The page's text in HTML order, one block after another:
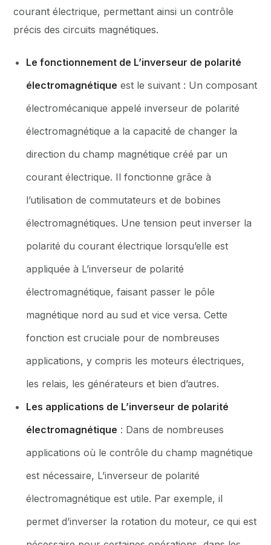
courant électrique, permettant ainsi un contrôle
précis des circuits magnétiques.
Le fonctionnement de L’inverseur de polarité
électromagnétique est le suivant : Un composant
électromécanique appelé inverseur de polarité
électromagnétique a la capacité de changer la
direction du champ magnétique créé par un
courant électrique. Il fonctionne grâce à
l’utilisation de commutateurs et de bobines
électromagnétiques. Une tension peut inverser la
polarité du courant électrique lorsqu’elle est
appliquée à L’inverseur de polarité
électromagnétique, faisant passer le pôle
magnétique nord au sud et vice versa. Cette
fonction est cruciale pour de nombreuses
applications, y compris les moteurs électriques,
les relais, les générateurs et bien d’autres.
Les applications de L’inverseur de polarité
électromagnétique : Dans de nombreuses
applications où le contrôle du champ magnétique
est nécessaire, L’inverseur de polarité
électromagnétique est utile. Par exemple, il
permet d’inverser la rotation du moteur, ce qui est